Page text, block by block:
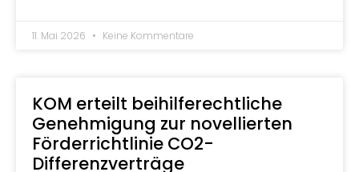
11. Mai 2026 Keine Kommentare
KOM erteilt beihilferechtliche
Genehmigung zur novellierten
Förderrichtlinie CO2-
Differenzverträge